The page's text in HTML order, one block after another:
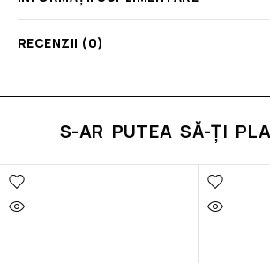
RECENZII (0)
S-AR PUTEA SĂ-ȚI